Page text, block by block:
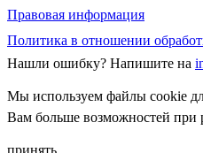
Правовая информация
Политика в отношении
Нашли ошибку? Напишите на
Мы используем файлы cookie
Вам больше возможностей при
принять